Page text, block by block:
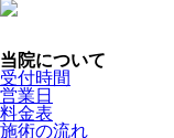
当院について
受付時間
営業日
料金表
施術の流れ